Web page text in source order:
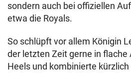
sondern auch bei offiziellen
etwa die Royals.
So schlüpft vor allem Königin
der letzten Zeit gerne in flache
Heels und kombinierte